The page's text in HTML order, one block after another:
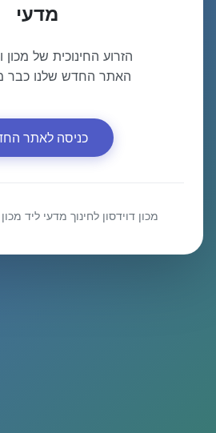
מדעי
הזרוע החינוכית של מכון
האתר החדש שלנו כבר
כניסה לאתר
מכון דוידסון לחינוך מדעי ליד